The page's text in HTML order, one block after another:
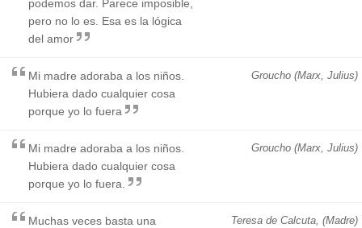
podemos dar. Parece imposible,
pero no lo es. Esa es la lógica
del amor
Groucho (Marx, Julius)
Mi madre adoraba a los niños.
Hubiera dado cualquier cosa
porque yo lo fuera
Groucho (Marx, Julius)
Mi madre adoraba a los niños.
Hubiera dado cualquier cosa
porque yo lo fuera.
Teresa de Calcuta, (Madre)
Muchas veces basta una